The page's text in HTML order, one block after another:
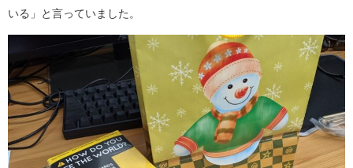
いる」と言っていました。